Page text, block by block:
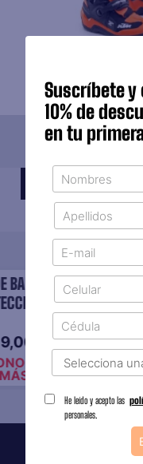
TODOS
SILLÍN ERGO PILOTO
KTM
$649,000
Suscríbete y
10% de
en tu
He leído y acepto las
personales.